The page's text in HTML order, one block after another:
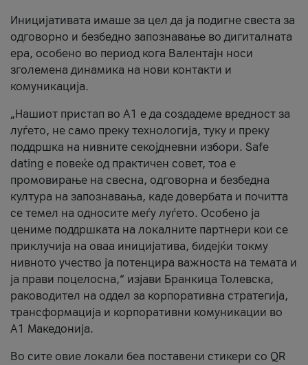
Иницијативата имаше за цел да ја подигне свеста за
одговорно и безбедно запознавање во дигиталната
ера, особено во период кога Валентајн носи
зголемена динамика на нови контакти и
комуникација.
„Нашиот пристап во А1 е да создадеме вредност за
луѓето, не само преку технологија, туку и преку
поддршка на нивните секојдневни избори. Safe
dating е повеќе од практичен совет, тоа е
промовирање на свесна, одговорна и безбедна
култура на запознавања, каде довербата и почитта
се темел на односите меѓу луѓето. Особено ја
цениме поддршката на локалните партнери кои се
приклучија на оваа иницијатива, бидејќи токму
нивното учество ја потенцира важноста на темата и
ја прави поцелосна,“ изјави Бранкица Толевска,
раководител на оддел за корпоративна стратегија,
трансформација и корпоративни комуникации во
А1 Македонија.
Во сите овие локали беа поставени стикери со QR